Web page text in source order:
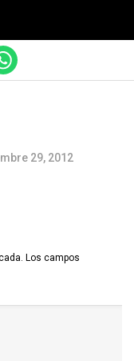
29, 2012
Los campos